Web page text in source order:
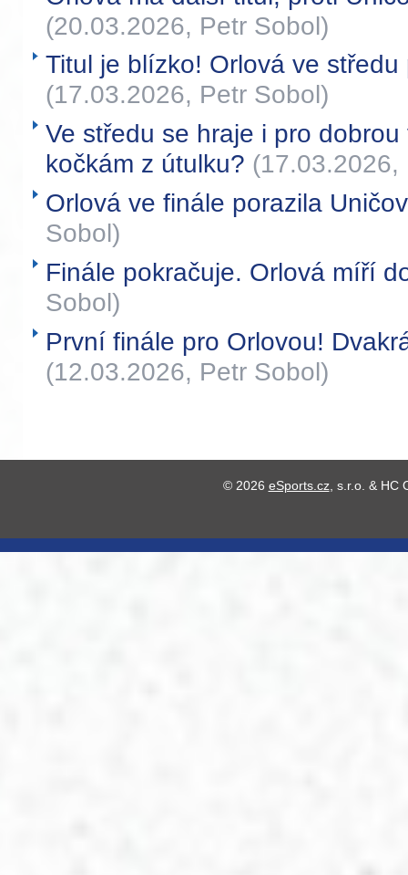
(20.03.2026, Petr Sobol)
Titul je blízko! Orlová ve
(17.03.2026, Petr Sobol)
Ve středu se hraje i pro
kočkám z útulku? (17.03.2026,
Orlová ve finále porazila
Sobol)
Finále pokračuje. Orlová míří
Sobol)
První finále pro Orlovou!
(12.03.2026, Petr Sobol)
© 2026 eSports.cz, s.r.o. & HC